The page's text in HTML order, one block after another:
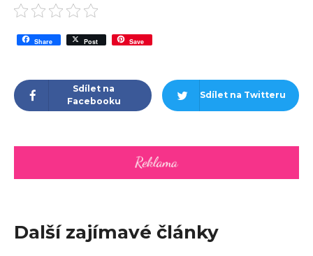
Share Post Save
Sdílet na
Facebooku
Sdílet na Twitteru
Další zajímavé články